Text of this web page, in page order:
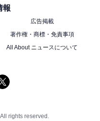
報
広告掲載
著作権・商標・免責事項
All About ニュースについて
rights reserved.